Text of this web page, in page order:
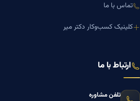
تماس با ما
کلینیک کسب‌وکار دکتر میر
ارتباط با ما
تلفن مشاوره